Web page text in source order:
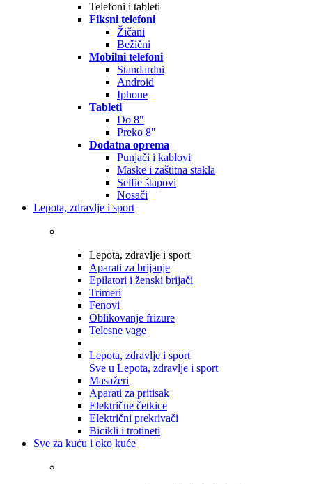
Telefoni i tableti
Fiksni telefoni
Žičani
Bežični
Mobilni telefoni
Standardni
Android
Iphone
Tableti
Do 8"
Preko 8"
Dodatna oprema
Punjači i kablovi
Maske i zaštitna stakla
Selfie štapovi
Nosači
Lepota, zdravlje i sport
Lepota, zdravlje i sport
Aparati za brijanje
Epilatori i ženski brijači
Trimeri
Fenovi
Oblikovanje frizure
Telesne vage
Lepota, zdravlje i sport
Sve u Lepota, zdravlje i sport
Masažeri
Aparati za pritisak
Električne četkice
Električni prekrivači
Bicikli i trotineti
Sve za kuću i oko kuće